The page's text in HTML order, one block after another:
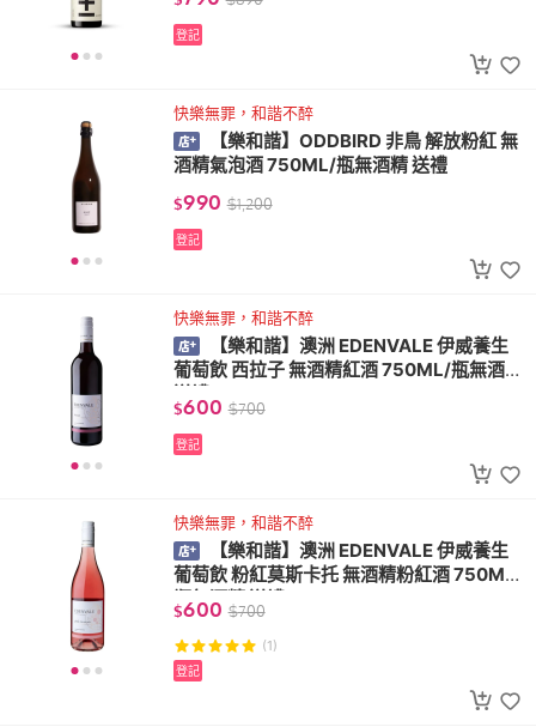
登記
快樂無罪，和諧不醉
【樂和諧】ODDBIRD 非鳥 解放粉紅 無
酒精氣泡酒 750ML/瓶無酒精 送禮
$990 $1,200
登記
快樂無罪，和諧不醉
【樂和諧】澳洲 EDENVALE 伊威養生
葡萄飲 西拉子 無酒精紅酒 750ML/瓶無酒精
送禮 VEGAN
$600 $700
登記
快樂無罪，和諧不醉
【樂和諧】澳洲 EDENVALE 伊威養生
葡萄飲 粉紅莫斯卡托 無酒精粉紅酒 750ML/
瓶無酒精 送禮 VEGAN
$600 $700
(1)
登記